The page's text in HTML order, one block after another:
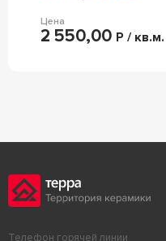
Цена
2 550,00 Р / кв.м.
Телефон горячей линии